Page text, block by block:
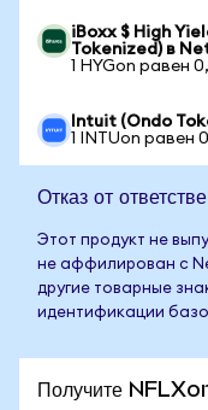
iBoxx $ High
Tokenized) в
1 HYGon равен
Intuit (Ondo
1 INTUon равен
Отказ от
Этот продукт не
не аффилирован с
другие товарные
идентификации
Получите